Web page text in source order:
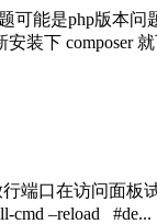
可能是php版本
装下 composer 就
口在访问面板
cmd –reload #de...